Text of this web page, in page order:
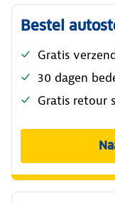
Bestel
Gratis
30 dagen
Gratis retour